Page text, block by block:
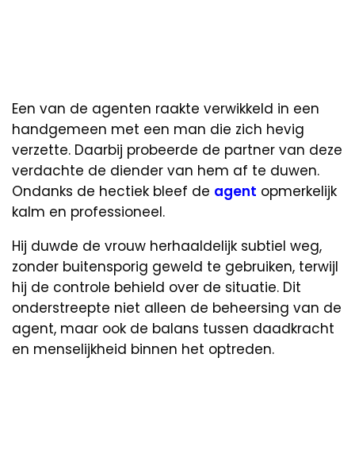
Een van de agenten raakte verwikkeld in een
handgemeen met een man die zich hevig
verzette. Daarbij probeerde de partner van deze
verdachte de diender van hem af te duwen.
Ondanks de hectiek bleef de agent opmerkelijk
kalm en professioneel.
Hij duwde de vrouw herhaaldelijk subtiel weg,
zonder buitensporig geweld te gebruiken, terwijl
hij de controle behield over de situatie. Dit
onderstreepte niet alleen de beheersing van de
agent, maar ook de balans tussen daadkracht
en menselijkheid binnen het optreden.